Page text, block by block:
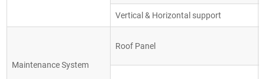
Vertical & Horizontal support
Maintenance System
Roof Panel